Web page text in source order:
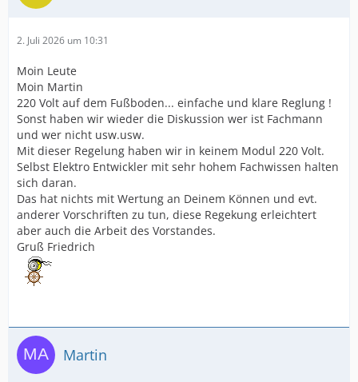
2. Juli 2026 um 10:31
Moin Leute
Moin Martin
220 Volt auf dem Fußboden... einfache und klare Reglung !
Sonst haben wir wieder die Diskussion wer ist Fachmann
und wer nicht usw.usw.
Mit dieser Regelung haben wir in keinem Modul 220 Volt.
Selbst Elektro Entwickler mit sehr hohem Fachwissen halten
sich daran.
Das hat nichts mit Wertung an Deinem Können und evt.
anderer Vorschriften zu tun, diese Regekung erleichtert
aber auch die Arbeit des Vorstandes.
Gruß Friedrich
Martin